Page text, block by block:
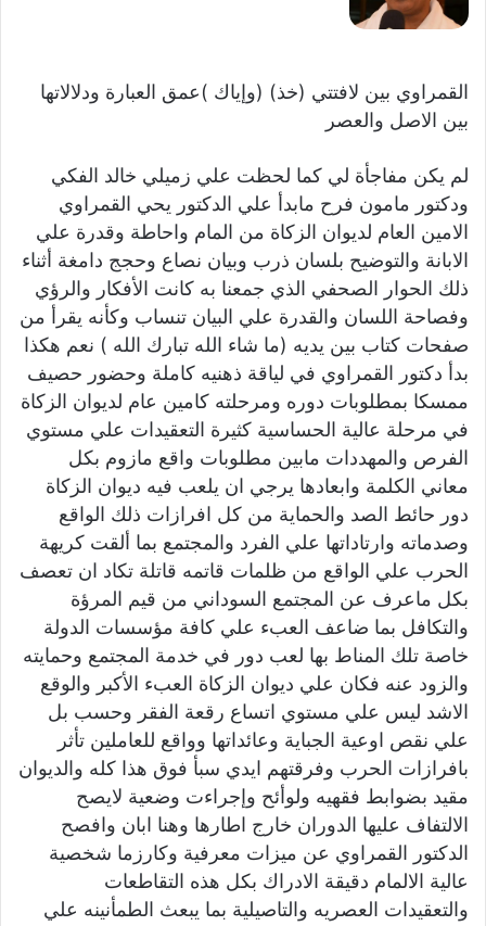
القمراوي بين لافتتي (خذ) (وإياك )عمق العبارة ودلالاتها
بين الاصل والعصر
لم يكن مفاجأة لي كما لحظت علي زميلي خالد الفكي
ودكتور مامون فرح مابدأ علي الدكتور يحي القمراوي
الامين العام لديوان الزكاة من المام واحاطة وقدرة علي
الابانة والتوضيح بلسان ذرب وبيان نصاع وحجج دامغة أثناء
ذلك الحوار الصحفي الذي جمعنا به كانت الأفكار والرؤي
وفصاحة اللسان والقدرة علي البيان تنساب وكأنه يقرأ من
صفحات كتاب بين يديه (ما شاء الله تبارك الله ) نعم هكذا
بدأ دكتور القمراوي في لياقة ذهنيه كاملة وحضور حصيف
ممسكا بمطلوبات دوره ومرحلته كامين عام لديوان الزكاة
في مرحلة عالية الحساسية كثيرة التعقيدات علي مستوي
الفرص والمهددات مابين مطلوبات واقع مازوم بكل
معاني الكلمة وابعادها يرجي ان يلعب فيه ديوان الزكاة
دور حائط الصد والحماية من كل افرازات ذلك الواقع
وصدماته وارتاداتها علي الفرد والمجتمع بما ألقت كريهة
الحرب علي الواقع من ظلمات قاتمه قاتلة تكاد ان تعصف
بكل ماعرف عن المجتمع السوداني من قيم المرؤة
والتكافل بما ضاعف العبء علي كافة مؤسسات الدولة
خاصة تلك المناط بها لعب دور في خدمة المجتمع وحمايته
والزود عنه فكان علي ديوان الزكاة العبء الأكبر والوقع
الاشد ليس علي مستوي اتساع رقعة الفقر وحسب بل
علي نقص اوعية الجباية وعائداتها وواقع للعاملين تأثر
بافرازات الحرب وفرقتهم ايدي سبأ فوق هذا كله والديوان
مقيد بضوابط فقهيه ولوأئح وإجراءت وضعية لايصح
الالتفاف عليها الدوران خارج اطارها وهنا ابان وافصح
الدكتور القمراوي عن ميزات معرفية وكارزما شخصية
عالية الالمام دقيقة الادراك بكل هذه التقاطعات
والتعقيدات العصريه والتاصيلية بما يبعث الطمأنينه علي